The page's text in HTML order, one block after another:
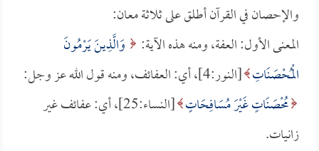
والإحصان في القرآن أطلق على ثلاثة معان:
المعنى الأول: العفة، ومنه هذه الآية:
وَالَّذِينَ يَرْمُونَ
الْمُحْصَنَاتِ [النور:4]، أي: العفائف، ومنه قول الله عز وجل:
مُحْصَنَاتٍ غَيْرَ مُسَافِحَاتٍ
[النساء:25]، أي: عفائف غير
زانيات.